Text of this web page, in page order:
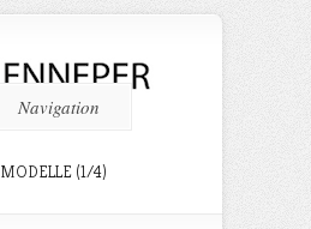
Navigation
MODELLE (1/4)